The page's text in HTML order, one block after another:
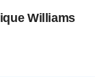
Williams